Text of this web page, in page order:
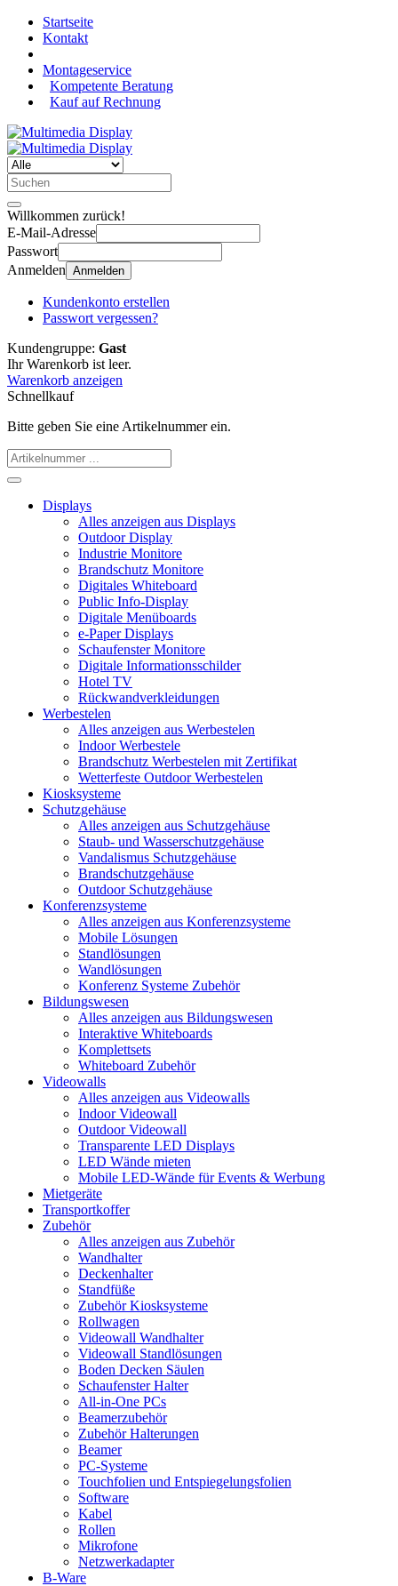
Startseite
Kontakt
Montageservice
Kompetente Beratung
Kauf auf Rechnung
Willkommen zurück!
E-Mail-Adresse
Passwort
Anmelden Anmelden
Kundenkonto erstellen
Passwort vergessen?
Kundengruppe: Gast
Ihr Warenkorb ist leer.
Warenkorb anzeigen
Schnellkauf
Bitte geben Sie eine Artikelnummer ein.
Displays
Alles anzeigen aus Displays
Outdoor Display
Industrie Monitore
Brandschutz Monitore
Digitales Whiteboard
Public Info-Display
Digitale Menüboards
e-Paper Displays
Schaufenster Monitore
Digitale Informationsschilder
Hotel TV
Rückwandverkleidungen
Werbestelen
Alles anzeigen aus Werbestelen
Indoor Werbestele
Brandschutz Werbestelen mit Zertifikat
Wetterfeste Outdoor Werbestelen
Kiosksysteme
Schutzgehäuse
Alles anzeigen aus Schutzgehäuse
Staub- und Wasserschutzgehäuse
Vandalismus Schutzgehäuse
Brandschutzgehäuse
Outdoor Schutzgehäuse
Konferenzsysteme
Alles anzeigen aus Konferenzsysteme
Mobile Lösungen
Standlösungen
Wandlösungen
Konferenz Systeme Zubehör
Bildungswesen
Alles anzeigen aus Bildungswesen
Interaktive Whiteboards
Komplettsets
Whiteboard Zubehör
Videowalls
Alles anzeigen aus Videowalls
Indoor Videowall
Outdoor Videowall
Transparente LED Displays
LED Wände mieten
Mobile LED-Wände für Events & Werbung
Mietgeräte
Transportkoffer
Zubehör
Alles anzeigen aus Zubehör
Wandhalter
Deckenhalter
Standfüße
Zubehör Kiosksysteme
Rollwagen
Videowall Wandhalter
Videowall Standlösungen
Boden Decken Säulen
Schaufenster Halter
All-in-One PCs
Beamerzubehör
Zubehör Halterungen
Beamer
PC-Systeme
Touchfolien und Entspiegelungsfolien
Software
Kabel
Rollen
Mikrofone
Netzwerkadapter
B-Ware